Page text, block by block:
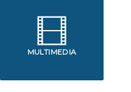
MULTIMEDIA